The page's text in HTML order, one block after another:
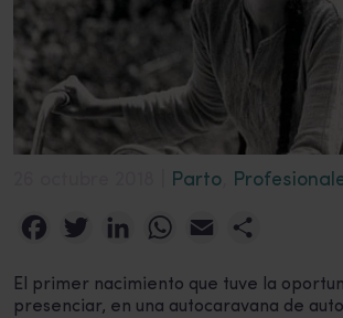
Parto
FacebookTwitterLinkedInWhatsApp
Email
El primer nacimiento que tuve la
presenciar, en una autocaravana de